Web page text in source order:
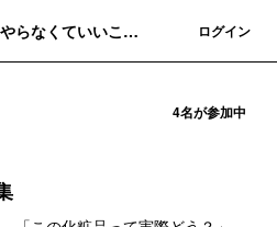
らなくていいこ
ログイン
4名が参加中